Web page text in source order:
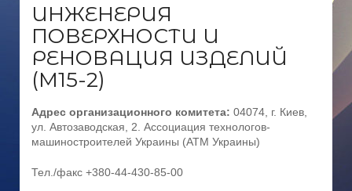
ИНЖЕНЕРИЯ
ПОВЕРХНОСТИ И
РЕНОВАЦИЯ ИЗДЕЛИЙ
(М15-2)
Адрес организационного комитета: 04074, г. Киев,
ул. Автозаводская, 2. Ассоциация технологов-
машиностроителей Украины (АТМ Украины)
Тел./факс +380-44-430-85-00